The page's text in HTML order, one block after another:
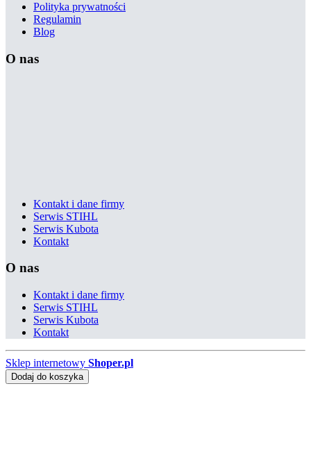
Polityka prywatności
Regulamin
Blog
O nas
Kontakt i dane firmy
Serwis STIHL
Serwis Kubota
Kontakt
O nas
Kontakt i dane firmy
Serwis STIHL
Serwis Kubota
Kontakt
Sklep internetowy Shoper.pl
Dodaj do koszyka